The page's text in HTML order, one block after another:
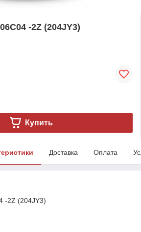
-2Z (204JY3)
Купить
Доставка Оплата
-2Z (204JY3)